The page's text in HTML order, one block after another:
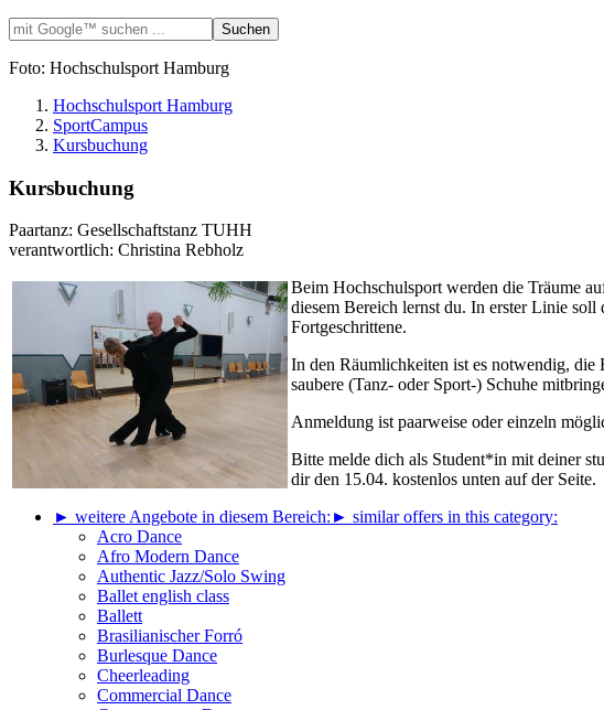
Foto: Hochschulsport Hamburg
Hochschulsport Hamburg
SportCampus
Kursbuchung
Kursbuchung
Paartanz: Gesellschaftstanz TUHH
verantwortlich: Christina Rebholz
Beim Hochschulsport werden die Träume
diesem Bereich lernst du. In erster Linie
Fortgeschrittene.
In den Räumlichkeiten ist es notwendig,
saubere (Tanz- oder Sport-) Schuhe
Anmeldung ist paarweise oder einzeln
Bitte melde dich als Student*in mit deiner
dir den 15.04. kostenlos unten auf der Seite.
► weitere Angebote in diesem Bereich: ► similar offers in this category:
Acro Dance
Afro Modern Dance
Authentic Jazz/Solo Swing
Ballet english class
Ballett
Brasilianischer Forró
Burlesque Dance
Cheerleading
Commercial Dance